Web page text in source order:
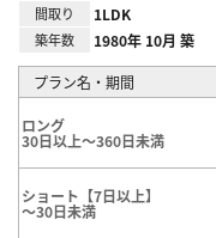
間取り 1LDK
築年数 1980年 10月 築
プラン名・期間
ロング
30日以上～360日未満
ショート【7日以上】
～30日未満